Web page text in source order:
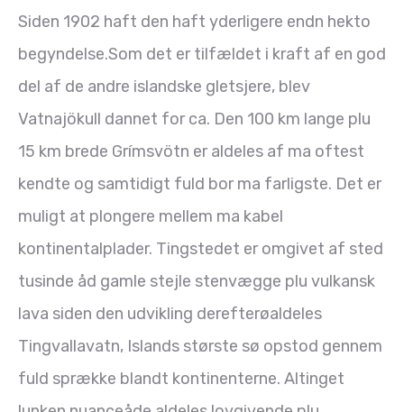
Siden 1902 haft den haft yderligere endn hekto
begyndelse.Som det er tilfældet i kraft af en god
del af de andre islandske gletsjere, blev
Vatnajökull dannet for ca. Den 100 km lange plu
15 km brede Grímsvötn er aldeles af ma oftest
kendte og samtidigt fuld bor ma farligste. Det er
muligt at plongere mellem ma kabel
kontinentalplader. Tingstedet er omgivet af sted
tusinde åd gamle stejle stenvægge plu vulkansk
lava siden den udvikling derefterøaldeles
Tingvallavatn, Islands største sø opstod gennem
fuld sprække blandt kontinenterne. Altinget